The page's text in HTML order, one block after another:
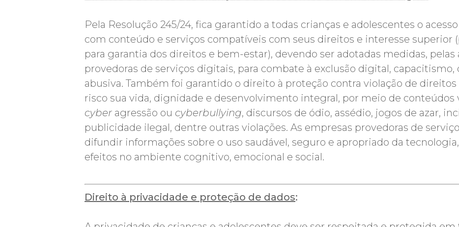
Pela Resolução 245/24, fica garantido a todas crianças e adolescentes o
com conteúdo e serviços compatíveis com seus direitos e interesse superior
para garantia dos direitos e bem-estar), devendo ser adotadas medidas,
provedoras de serviços digitais, para combate à exclusão digital,
abusiva. Também foi garantido o direito à proteção contra violação de
risco sua vida, dignidade e desenvolvimento integral, por meio de conteúdos
cyber agressão ou cyberbullying, discursos de ódio, assédio, jogos de azar,
publicidade ilegal, dentre outras violações. As empresas provedoras de
difundir informações sobre o uso saudável, seguro e apropriado da
efeitos no ambiente cognitivo, emocional e social.
Direito à privacidade e proteção de dados: